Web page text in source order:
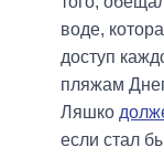
воде,
доступ
пляжам
Ляшко
если стал